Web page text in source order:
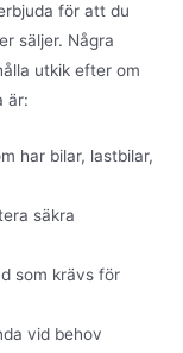
för att du
säljer. Några
utkik efter om
är:
har bilar, lastbilar,
säkra
som krävs för
vid behov